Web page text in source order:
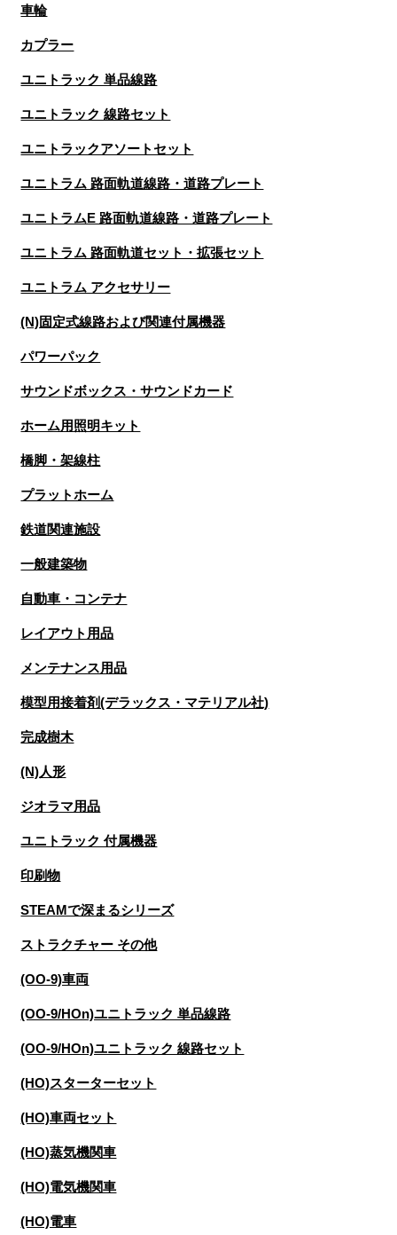
車輪
カプラー
ユニトラック 単品線路
ユニトラック 線路セット
ユニトラックアソートセット
ユニトラム 路面軌道線路・道路プレート
ユニトラムE 路面軌道線路・道路プレート
ユニトラム 路面軌道セット・拡張セット
ユニトラム アクセサリー
(N)固定式線路および関連付属機器
パワーパック
サウンドボックス・サウンドカード
ホーム用照明キット
橋脚・架線柱
プラットホーム
鉄道関連施設
一般建築物
自動車・コンテナ
レイアウト用品
メンテナンス用品
模型用接着剤(デラックス・マテリアル社)
完成樹木
(N)人形
ジオラマ用品
ユニトラック 付属機器
印刷物
STEAMで深まるシリーズ
ストラクチャー その他
(OO-9)車両
(OO-9/HOn)ユニトラック 単品線路
(OO-9/HOn)ユニトラック 線路セット
(HO)スターターセット
(HO)車両セット
(HO)蒸気機関車
(HO)電気機関車
(HO)電車